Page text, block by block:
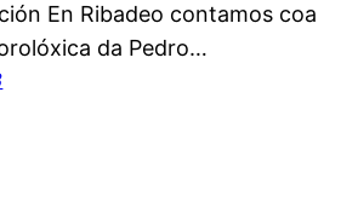
En Ribadeo contamos coa
da Pedro…